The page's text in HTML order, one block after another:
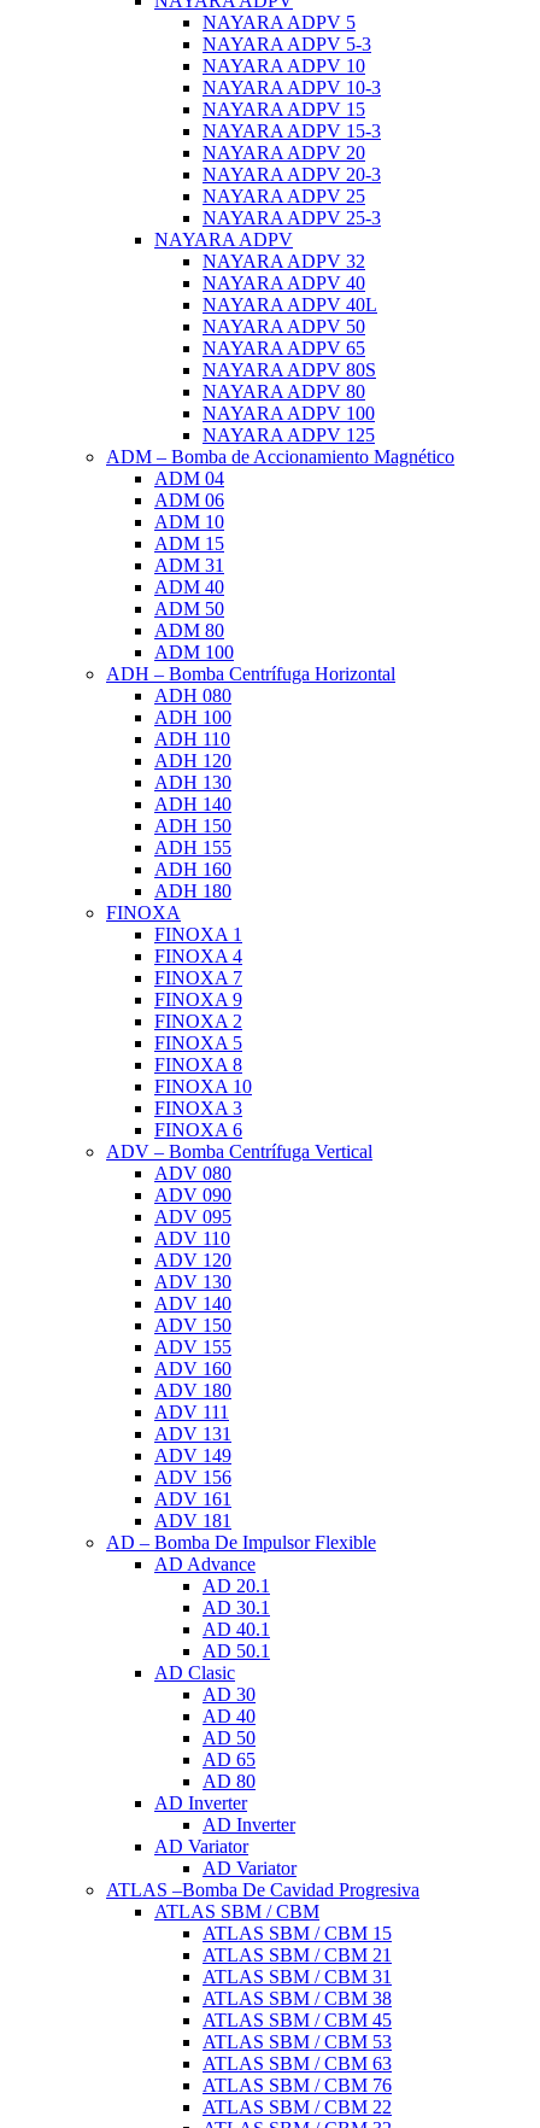
NAYARA ADPV 5
NAYARA ADPV 5-3
NAYARA ADPV 10
NAYARA ADPV 10-3
NAYARA ADPV 15
NAYARA ADPV 15-3
NAYARA ADPV 20
NAYARA ADPV 20-3
NAYARA ADPV 25
NAYARA ADPV 25-3
NAYARA ADPV
NAYARA ADPV 32
NAYARA ADPV 40
NAYARA ADPV 40L
NAYARA ADPV 50
NAYARA ADPV 65
NAYARA ADPV 80S
NAYARA ADPV 80
NAYARA ADPV 100
NAYARA ADPV 125
ADM – Bomba de Accionamiento Magnético
ADM 04
ADM 06
ADM 10
ADM 15
ADM 31
ADM 40
ADM 50
ADM 80
ADM 100
ADH – Bomba Centrífuga Horizontal
ADH 080
ADH 100
ADH 110
ADH 120
ADH 130
ADH 140
ADH 150
ADH 155
ADH 160
ADH 180
FINOXA
FINOXA 1
FINOXA 4
FINOXA 7
FINOXA 9
FINOXA 2
FINOXA 5
FINOXA 8
FINOXA 10
FINOXA 3
FINOXA 6
ADV – Bomba Centrífuga Vertical
ADV 080
ADV 090
ADV 095
ADV 110
ADV 120
ADV 130
ADV 140
ADV 150
ADV 155
ADV 160
ADV 180
ADV 111
ADV 131
ADV 149
ADV 156
ADV 161
ADV 181
AD – Bomba De Impulsor Flexible
AD Advance
AD 20.1
AD 30.1
AD 40.1
AD 50.1
AD Clasic
AD 30
AD 40
AD 50
AD 65
AD 80
AD Inverter
AD Inverter
AD Variator
AD Variator
ATLAS –Bomba De Cavidad Progresiva
ATLAS SBM / CBM
ATLAS SBM / CBM 15
ATLAS SBM / CBM 21
ATLAS SBM / CBM 31
ATLAS SBM / CBM 38
ATLAS SBM / CBM 45
ATLAS SBM / CBM 53
ATLAS SBM / CBM 63
ATLAS SBM / CBM 76
ATLAS SBM / CBM 22